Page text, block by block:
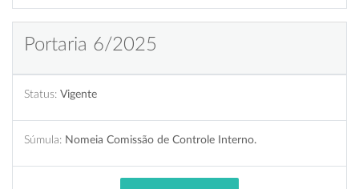
Portaria 6/2025
Status: Vigente
Súmula: Nomeia Comissão de Controle Interno.